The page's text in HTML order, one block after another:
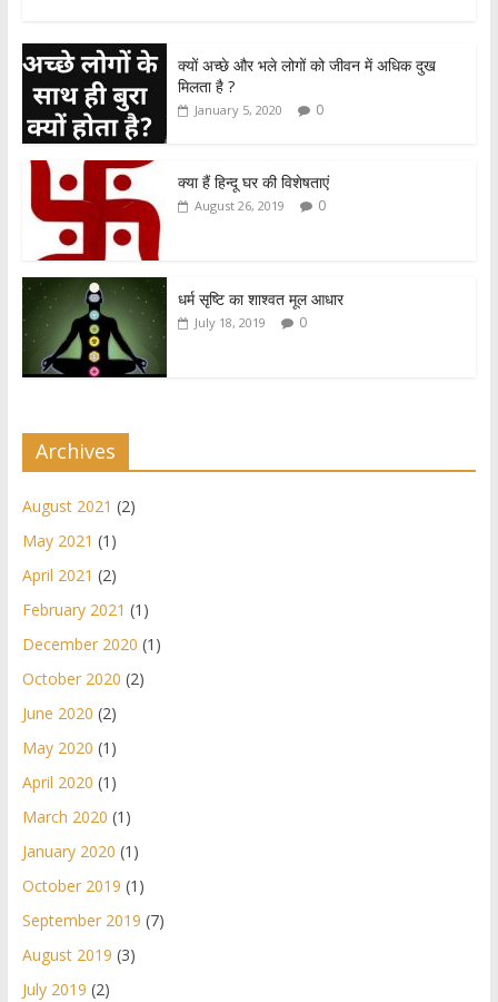
at
s
A
p
p
e
b
o
o
k
itt
er
ar
e
क्यों अच्छे और भले लोगों को जीवन में अधिक दुख
मिलता है ?
January 5, 2020 0
क्या हैं हिन्दू घर की विशेषताएं
August 26, 2019 0
धर्म सृष्टि का शाश्वत मूल आधार
July 18, 2019 0
Archives
August 2021 (2)
May 2021 (1)
April 2021 (2)
February 2021 (1)
December 2020 (1)
October 2020 (2)
June 2020 (2)
May 2020 (1)
April 2020 (1)
March 2020 (1)
January 2020 (1)
October 2019 (1)
September 2019 (7)
August 2019 (3)
July 2019 (2)